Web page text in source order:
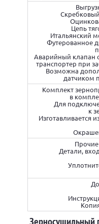
Цепь
Итальянский
Футерованное
Аварийный клапан
транспортер при
Возможна
датчиком
Комплект
в
Для
к
Изготавливается
Детали,
Зерносушильный